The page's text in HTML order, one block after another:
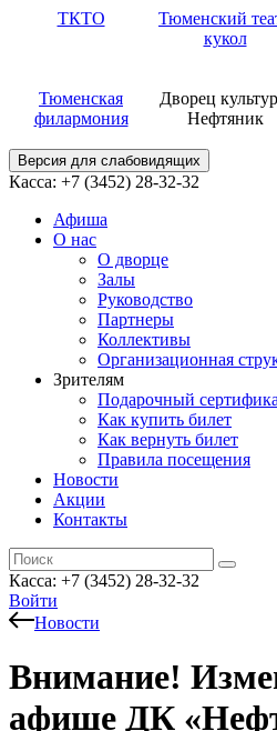
ТКТО
Тюменский
кукол
Тюменская
филармония
Дворец
Нефтяник
Версия для слабовидящих
Касса: +7 (3452) 28-32-32
Афиша
О нас
О дворце
Залы
Руководство
Партнеры
Коллективы
Организационная
Зрителям
Подарочный
Как купить билет
Как вернуть билет
Правила посещения
Новости
Акции
Контакты
Касса: +7 (3452) 28-32-32
Войти
Новости
Внимание!
афише ДК